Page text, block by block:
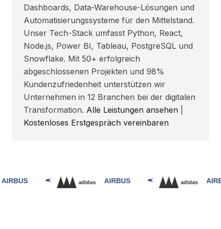
Dashboards, Data-Warehouse-Lösungen und
Automatisierungssysteme für den Mittelstand.
Unser Tech-Stack umfasst Python, React,
Node.js, Power BI, Tableau, PostgreSQL und
Snowflake. Mit 50+ erfolgreich
abgeschlossenen Projekten und 98%
Kundenzufriedenheit unterstützen wir
Unternehmen in 12 Branchen bei der digitalen
Transformation. Alle Leistungen ansehen
Kostenloses Erstgespräch vereinbaren